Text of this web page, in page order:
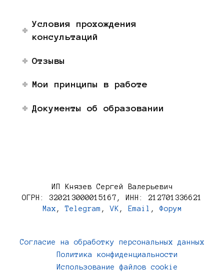
Условия прохождения
консультаций
Отзывы
Мои принципы в работе
Документы об образовании
ИП Князев Сергей Валерьевич
ОГРН: 320213000015167, ИНН: 212701336621
Max ,Telegram ,VK , Email , Форум
Согласие на обработку персональных данных
Политика конфиденциальности
Использование файлов cookie